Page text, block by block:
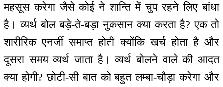
महसूस करेगा जैसे कोई ने शान्ति में चुप रहने लिए बांधा
है। व्यर्थ बोल बड़े-ते-बड़ा नुकसान क्या करता है? एक तो
शारीरिक एनर्जी समाप्त होती क्योंकि खर्च होता है और
दूसरा समय व्यर्थ जाता है। व्यर्थ बोलने वाले की आदत
क्या होगी? छोटी-सी बात को बहुत लम्बा-चौड़ा करेगा और